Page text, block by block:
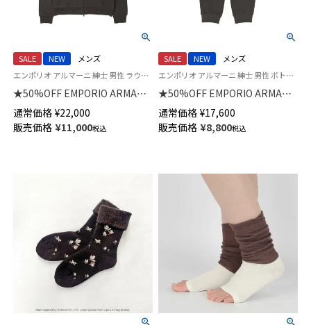
SALE NEW
メンズ
エンポリオ アルマーニ 紳士 男性 ラウンジウェア トップス パーカー
★50%OFF EMPORIO ARMANI
ICONIC PIQUET HOODED FULL
ZIP アイコニック ピケ ジップア
ップ フーディー スウェット EU
通常価格 ¥22,000
販売価格 ¥11,000税込
SALE NEW
メンズ
エンポリオ アルマーニ 紳士 男性 ボトムス ラウンジウェア ズボン
★50%OFF EMPORIO ARMANI
ICONIC PIQUET アイコニック
ピケ スウェット ロングパンツ
EUサイズ メンズ 54059820
通常価格 ¥17,600
販売価格 ¥8,800税込